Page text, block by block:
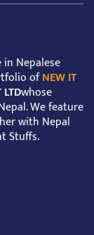
in Nepalese
ofNEW IT
whose
We feature
with Nepal
Stuffs.